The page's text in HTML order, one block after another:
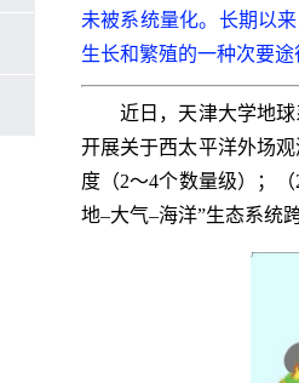
未被系统量化。长期以
生长和繁殖的一种次要途
近日，天津大学地
开展关于西太平洋外场
度（2～4个数量级）；
地–大气–海洋”生态系统